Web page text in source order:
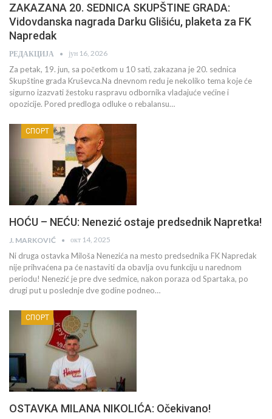
ZAKAZANA 20. SEDNICA SKUPŠTINE GRADA:
Vidovdanska nagrada Darku Glišiću, plaketa za FK
Napredak
РЕДАКЦИЈА јун 16, 2026
Za petak, 19. jun, sa početkom u 10 sati, zakazana je 20. sednica
Skupštine grada Kruševca.Na dnevnom redu je nekoliko tema koje će
sigurno izazvati žestoku raspravu odbornika vladajuće većine i
opozicije. Pored predloga odluke o rebalansu…
СПОРТ
HOĆU – NEĆU: Nenezić ostaje predsednik Napretka!
J. MARKOVIĆ окт 14, 2025
Ni druga ostavka Miloša Nenezića na mesto predsednika FK Napredak
nije prihvaćena pa će nastaviti da obavlja ovu funkciju u narednom
periodu! Nenezić je pre dve sedmice, nakon poraza od Spartaka, po
drugi put u poslednje dve godine podneo…
СПОРТ
OSTAVKA MILANA NIKOLIĆA: Očekivano!